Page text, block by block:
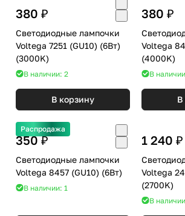
380 ₽
Светодиодные лампочки
Voltega 7251 (GU10) (6Вт)
(3000K)
В наличии: 2
В корзину
380 ₽
Voltega
(4000K)
В
В
Распродажа
350 ₽
Светодиодные лампочки
Voltega 8457 (GU10) (6Вт)
В наличии: 1
1 240 ₽
Voltega 2426
(2700K)
В